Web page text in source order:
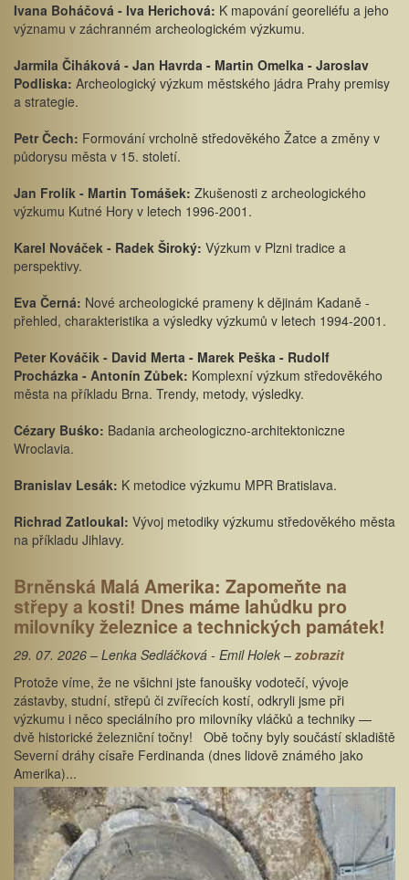
Ivana Boháčová - Iva Herichová: K mapování georeliéfu a jeho
významu v záchranném archeologickém výzkumu.
Jarmila Čiháková - Jan Havrda - Martin Omelka - Jaroslav
Podliska: Archeologický výzkum městského jádra Prahy premisy
a strategie.
Petr Čech: Formování vrcholně středověkého Žatce a změny v
půdorysu města v 15. století.
Jan Frolík - Martin Tomášek: Zkušenosti z archeologického
výzkumu Kutné Hory v letech 1996-2001.
Karel Nováček - Radek Široký: Výzkum v Plzni tradice a
perspektivy.
Eva Černá: Nové archeologické prameny k dějinám Kadaně -
přehled, charakteristika a výsledky výzkumů v letech 1994-2001.
Peter Kováčik - David Merta - Marek Peška - Rudolf
Procházka - Antonín Zůbek: Komplexní výzkum středověkého
města na příkladu Brna. Trendy, metody, výsledky.
Cézary Buśko: Badania archeologiczno-architektoniczne
Wroclavia.
Branislav Lesák: K metodice výzkumu MPR Bratislava.
Richrad Zatloukal: Vývoj metodiky výzkumu středověkého města
na příkladu Jihlavy.
Brněnská Malá Amerika: Zapomeňte na
střepy a kosti! Dnes máme lahůdku pro
milovníky železnice a technických památek!
29. 07. 2026 – Lenka Sedláčková - Emil Holek – zobrazit
Protože víme, že ne všichni jste fanoušky vodotečí, vývoje
zástavby, studní, střepů či zvířecích kostí, odkryli jsme při
výzkumu i něco speciálního pro milovníky vláčků a techniky —
dvě historické železniční točny! Obě točny byly součástí skladiště
Severní dráhy císaře Ferdinanda (dnes lidově známého jako
Amerika)...